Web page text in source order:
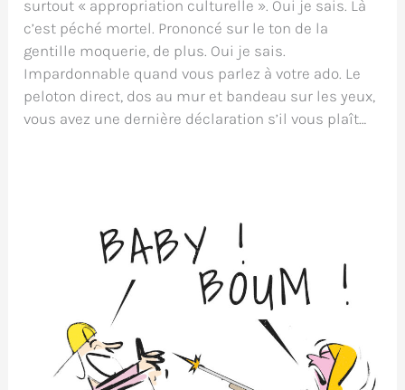
surtout « appropriation culturelle ». Oui je sais. Là
c’est péché mortel. Prononcé sur le ton de la
gentille moquerie, de plus. Oui je sais.
Impardonnable quand vous parlez à votre ado. Le
peloton direct, dos au mur et bandeau sur les yeux,
vous avez une dernière déclaration s’il vous plaît…